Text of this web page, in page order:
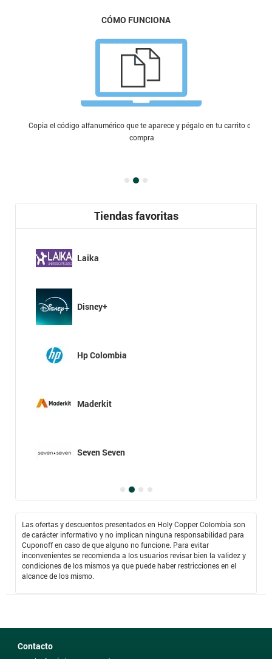
CÓMO FUNCIONA
Copia el código alfanumérico que te aparece y pégalo en tu carrito de
compra
Tiendas favoritas
Laika
Disney+
Hp Colombia
Maderkit
Seven Seven
Las ofertas y descuentos presentados en Holy Copper Colombia son
de carácter informativo y no implican ninguna responsabilidad para
Cuponoff en caso de que alguno no funcione. Para evitar
inconvenientes se recomienda a los usuarios revisar bien la validez y
condiciones de los mismos ya que puede haber restricciones en el
alcance de los mismo.
Contacto